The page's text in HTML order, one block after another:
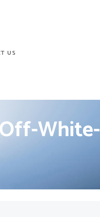
US
White-